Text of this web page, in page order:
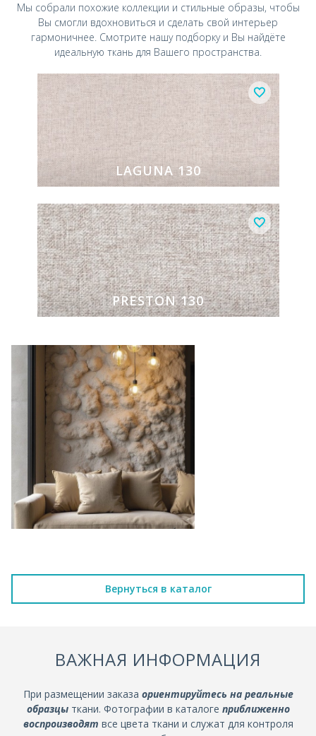
Мы собрали похожие коллекции и стильные образы, чтобы
Вы смогли вдохновиться и сделать свой интерьер
гармоничнее. Смотрите нашу подборку и Вы найдёте
идеальную ткань для Вашего пространства.
LAGUNA 130
PRESTON 130
Вернуться в каталог
ВАЖНАЯ ИНФОРМАЦИЯ
При размещении заказа ориентируйтесь на реальные
образцыткани. Фотографии в каталоге приближенно
воспроизводят все цвета ткани и служат для контроля